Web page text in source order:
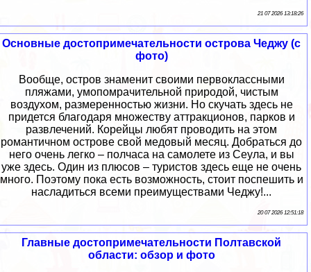
21 07 2026 13:18:26
Основные достопримечательности острова Чеджу (с
фото)
Вообще, остров знаменит своими первоклассными
пляжами, умопомрачительной природой, чистым
воздухом, размеренностью жизни. Но скучать здесь не
придется благодаря множеству аттракционов, парков и
развлечений. Корейцы любят проводить на этом
романтичном острове свой медовый месяц. Добраться до
него очень легко – полчаса на самолете из Сеула, и вы
уже здесь. Один из плюсов – туристов здесь еще не очень
много. Поэтому пока есть возможность, стоит поспешить и
насладиться всеми преимуществами Чеджу!...
20 07 2026 12:51:18
Главные достопримечательности Полтавской
области: обзор и фото